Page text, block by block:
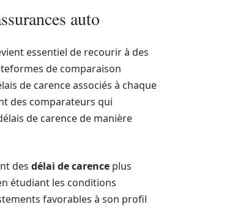
auto
essentiel de recourir à des
de comparaison
de carence associés à chaque
des comparateurs qui
de carence de manière
des délai de carence plus
étudiant les conditions
favorables à son profil